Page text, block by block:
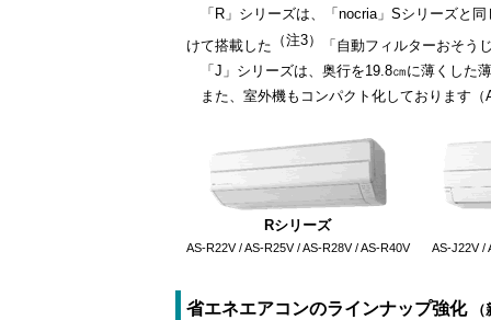
「R」シリーズは、「nocria」Sシリーズと
けて搭載した （注3）
「自動フィルターおそう
「J」シリーズは、奥行を19.8㎝に薄くし
また、室外機もコンパクト化しております
Rシリーズ
AS-R22V / AS-R25V / AS-R28V / AS-R40V AS-J22V /
省エネエアコンのラインナップ強化